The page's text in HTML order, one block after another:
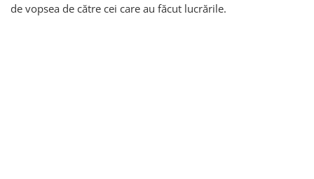
de vopsea de către cei care au făcut lucrările.